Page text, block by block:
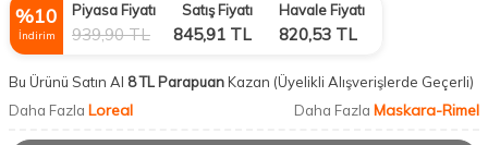
%10
İndirim
Piyasa Fiyatı
939,90TL
Satış Fiyatı
845,91 TL
Havale Fiyatı
820,53 TL
Bu Ürünü Satın Al 8 TL ParapuanKazan (Üyelikli Alışverişlerde Geçerli)
Daha Fazla Loreal Daha Fazla Maskara-Rimel